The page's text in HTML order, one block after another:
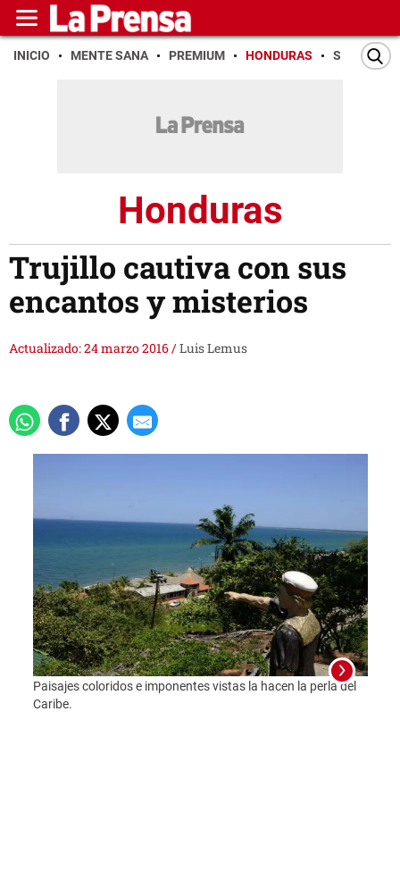
INICIO MENTE SANA PREMIUM HONDURAS SAN PEDRO
Honduras
Trujillo cautiva con sus
encantos y misterios
Actualizado: 24 marzo 2016/Luis Lemus
Paisajes coloridos e imponentes vistas la hacen la perla del
Caribe.